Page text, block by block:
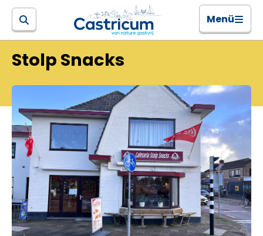
Menü
Stolp Snacks